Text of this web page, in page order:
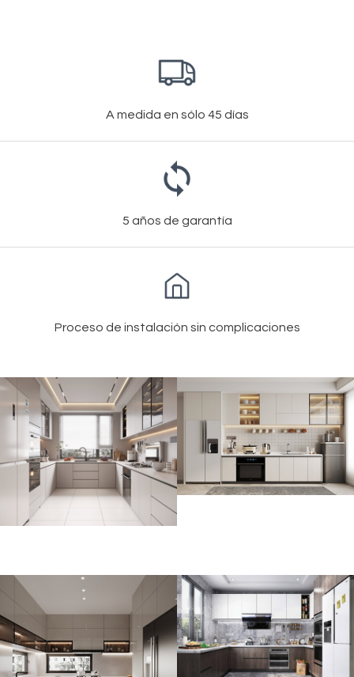
A medida en sólo 45 días
5 años de garantía
Proceso de instalación sin complicaciones